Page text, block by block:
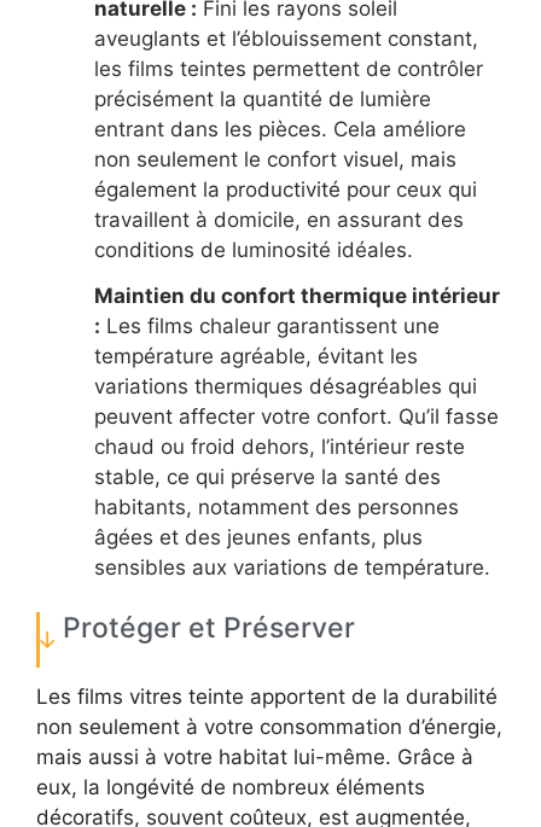
naturelle : Fini les rayons soleil
aveuglants et l’éblouissement constant,
les films teintes permettent de contrôler
précisément la quantité de lumière
entrant dans les pièces. Cela améliore
non seulement le confort visuel, mais
également la productivité pour ceux qui
travaillent à domicile, en assurant des
conditions de luminosité idéales.
Maintien du confort thermique intérieur
: Les films chaleur garantissent une
température agréable, évitant les
variations thermiques désagréables qui
peuvent affecter votre confort. Qu’il fasse
chaud ou froid dehors, l’intérieur reste
stable, ce qui préserve la santé des
habitants, notamment des personnes
âgées et des jeunes enfants, plus
sensibles aux variations de température.
Protéger et Préserver
Les films vitres teinte apportent de la durabilité
non seulement à votre consommation d’énergie,
mais aussi à votre habitat lui-même. Grâce à
eux, la longévité de nombreux éléments
décoratifs, souvent coûteux, est augmentée,